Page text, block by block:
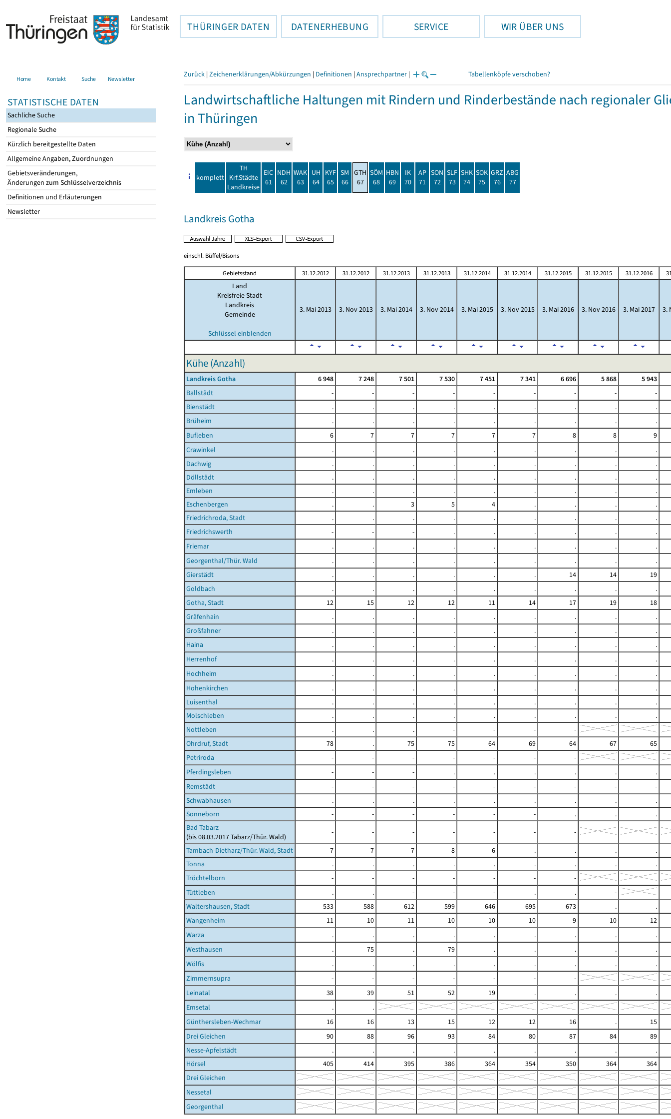
THÜRINGER DATEN DATENERHEBUNG SERVICE WIR ÜBER UNS
Home Kontakt Suche Newsletter
STATISTISCHE DATEN
Sachliche Suche
Regionale Suche
Kürzlich bereitgestellte Daten
Allgemeine Angaben, Zuordnungen
Gebietsveränderungen,
Änderungen zum Schlüsselverzeichnis
Definitionen und Erläuterungen
Newsletter
Zurück | Zeichenerklärungen/Abkürzungen | Definitionen | Ansprechpartner | Tabellenköpfe verschoben?
Landwirtschaftliche Haltungen mit Rindern und Rinderbestände nach regionaler
in Thüringen
komplett
TH
Krf.Städte
Landkreise
EIC
61
NDH
62
WAK
63
UH
64
KYF
65
SM
66
GTH
67
SÖM
68
HBN
69
IK
70
AP
71
SON
72
SLF
73
SHK
74
SOK
75
GRZ
76
ABG
77
Landkreis Gotha
einschl. Büffel/Bisons
Gebietsstand 31.12.2012 31.12.2012 31.12.2013 31.12.2013 31.12.2014 31.12.2014 31.12.2015 31.12.2015 31.12.2016
Land
Kreisfreie Stadt
Landkreis
Gemeinde
Schlüssel einblenden
3. Mai 2013 3. Nov 2013 3. Mai 2014 3. Nov 2014 3. Mai 2015 3. Nov 2015 3. Mai 2016 3. Nov 2016 3. Mai 2017 3.
Kühe (Anzahl)
Landkreis Gotha 6 948 7 248 7 501 7 530 7 451 7 341 6 696 5 868
5 943
Ballstädt
- - - - - - - -
-
Bienstädt
. . . . . . . .
.
Brüheim
. . . . . . . .
.
Bufleben
6 7 7 7 7 7 8 8
9
Crawinkel
. . . . . . . .
.
Dachwig
. . . . . . . .
.
Döllstädt
. . . . . . . .
.
Emleben
. . . . . . . .
.
Eschenbergen
. . 3 5 4 . . .
.
Friedrichroda, Stadt
. . . . . . . .
.
Friedrichswerth
- - - . . . . .
.
Friemar
. . . . . . . .
.
Georgenthal/Thür. Wald
. . . . . . . .
.
Gierstädt
. . . . . . 14 14
19
Goldbach
. . . . . . . .
.
Gotha, Stadt
12 15 12 12 11 14 17 19
18
Gräfenhain
. . . . . . . .
.
Großfahner
. . . . . . . .
.
Haina
. . . . . . . .
.
Herrenhof
. . . . . . . .
.
Hochheim
. . . . . . . .
.
Hohenkirchen
. . . . . . . .
.
Luisenthal
. . . . . . . .
.
Molschleben
. . . . . . . .
.
Nottleben
. . . - - -
-
Ohrdruf, Stadt
78 . 75 75 64 69 64 67
65
Petriroda
- - - - - -
-
Pferdingsleben
- - - . . . . .
.
Remstädt
- - - - - - - -
-
Schwabhausen
. . . . . . . .
.
Sonneborn
- - - - - - . .
.
Bad Tabarz
(bis 08.03.2017 Tabarz/Thür. Wald)
- - - - - -
-
Tambach-Dietharz/Thür. Wald, Stadt
7 7 7 8 6 . . .
.
Tonna
. . . . . . . .
.
Tröchtelborn
- - - - - -
-
Tüttleben
. . - - - . .
-
Waltershausen, Stadt
533 588 612 599 646 695 673 .
.
Wangenheim
11 10 11 10 10 10 9 10
12
Warza
. . . . . . . .
.
Westhausen
. 75 . 79 . . . .
.
Wölfis
. . . . . . . .
.
Zimmernsupra
- - - - - -
-
Leinatal
38 39 51 52 19 . . .
.
Emsetal
.
.
Günthersleben-Wechmar
16 16 13 15 12 12 16 .
15
Drei Gleichen
90 88 96 93 84 80 87 84
89
Nesse-Apfelstädt
. . . . . . . .
.
Hörsel
405 414 395 386 364 354 350 364
364
Drei Gleichen
Nessetal
Georgenthal